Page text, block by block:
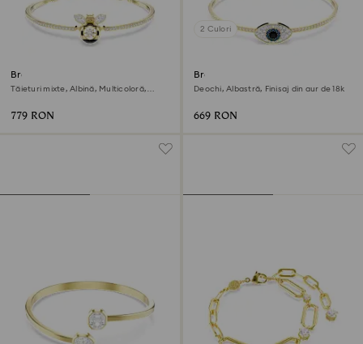
Brățară fixă Idyllia
Tăieturi mixte, Albină, Multicoloră,
779 RON
2 Culori
Brățară fixă Symbolica
Deochi, Albastră, Finisaj din aur de 18k
669 RON